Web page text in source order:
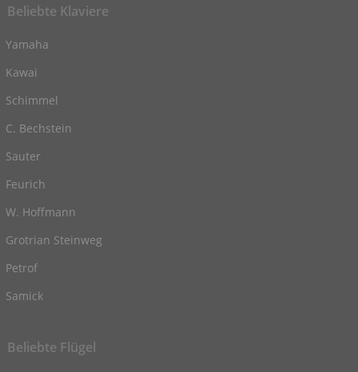
Beliebte Klaviere
Yamaha
Kawai
Schimmel
C. Bechstein
Sauter
Feurich
W. Hoffmann
Grotrian Steinweg
Petrof
Samick
Beliebte Flügel